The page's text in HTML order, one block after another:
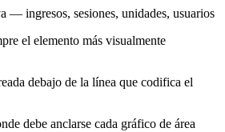
— ingresos, sesiones, unidades, usuarios
el elemento más visualmente
debajo de la línea que codifica el
debe anclarse cada gráfico de área